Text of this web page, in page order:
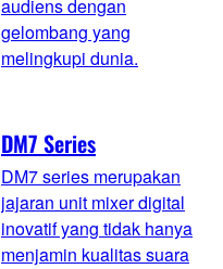
audiens dengan
gelombang yang
melingkupi dunia.
DM7 Series
DM7 series merupakan
jajaran unit mixer digital
inovatif yang tidak hanya
menjamin kualitas suara